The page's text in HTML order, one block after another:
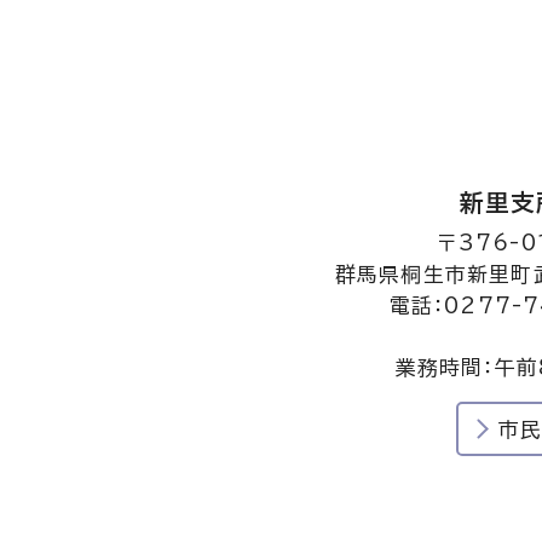
新里支
〒376-
群馬県桐生市新里
電話：0277-
業務時間：午
市